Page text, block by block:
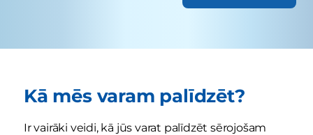
Kā mēs varam palīdzēt?
Ir vairāki veidi, kā jūs varat palīdzēt sērojošam